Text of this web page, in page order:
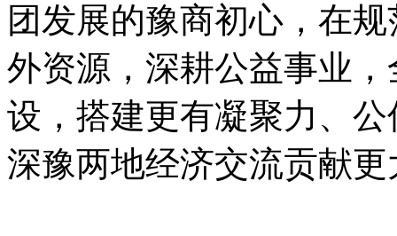
团发展的豫商初心，在
外资源，深耕公益事业
设，搭建更有凝聚力、
深豫两地经济交流贡献